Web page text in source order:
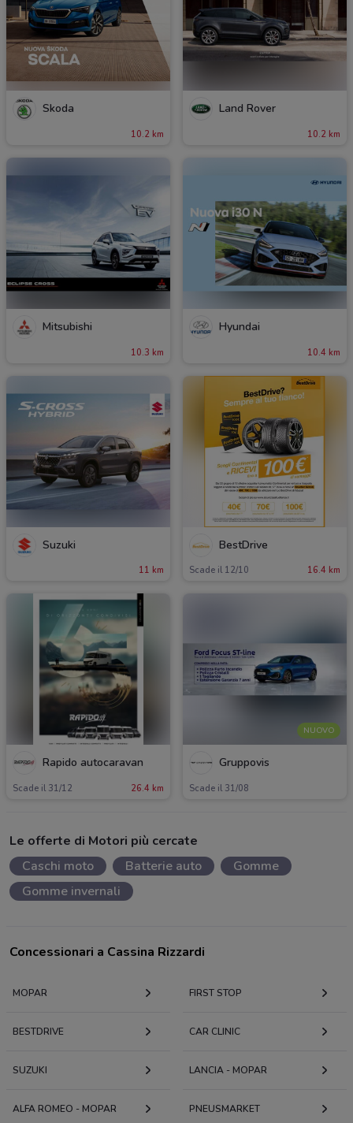
Skoda
10.2 km
Land Rover
10.2 km
Mitsubishi
10.3 km
Hyundai
10.4 km
Suzuki
11 km
BestDrive
Scade il 12/10 16.4 km
Rapido autocaravan
Scade il 31/12 26.4 km
NUOVO
Gruppovis
Scade il 31/08
Le offerte di Motori più cercate
Caschi moto
Batterie auto
Gomme
Gomme invernali
Concessionari a Cassina Rizzardi
MOPAR FIRST STOP
BESTDRIVE CAR CLINIC
SUZUKI LANCIA - MOPAR
ALFA ROMEO - MOPAR PNEUSMARKET